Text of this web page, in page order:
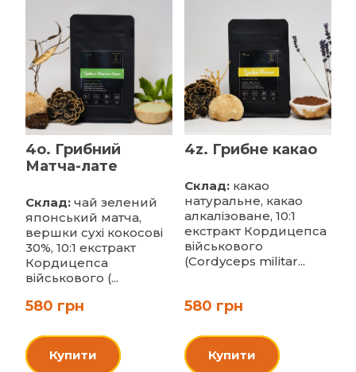
4o. Грибний
Матча-лате
Склад: чай зелений
японський матча,
вершки сухі кокосові
30%, 10:1 екстракт
Кордицепса
військового (...
580 грн
Купити
4z. Грибне какао
Склад: какао
натуральне, какао
алкалізоване, 10:1
екстракт Кордицепса
військового
(Cordyceps militar...
580 грн
Купити